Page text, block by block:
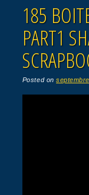
185
PART1
Posted on